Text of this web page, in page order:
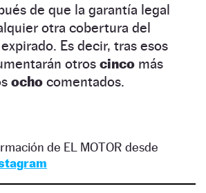
de que la garantía legal
otra cobertura del
Es decir, tras esos
otros cinco más
ocho comentados.
de EL MOTOR desde